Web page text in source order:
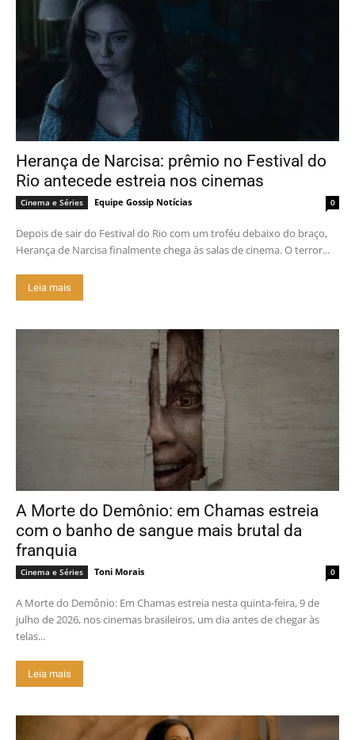
Herança de Narcisa: prêmio no Festival do
Rio antecede estreia nos cinemas
Cinema e Séries Equipe Gossip Notícias 0
Depois de sair do Festival do Rio com um troféu debaixo do braço,
Herança de Narcisa finalmente chega às salas de cinema. O terror...
Leia mais
A Morte do Demônio: em Chamas estreia
com o banho de sangue mais brutal da
franquia
Cinema e Séries Toni Morais 0
A Morte do Demônio: Em Chamas estreia nesta quinta-feira, 9 de
julho de 2026, nos cinemas brasileiros, um dia antes de chegar às
telas...
Leia mais